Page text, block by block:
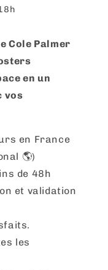
Cole Palmer
en un
vos
en France
🌎)
de 48h
et validation
les